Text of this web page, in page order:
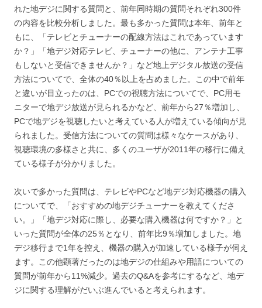
れた地デジに関する質問と、前年同時期の質問それぞれ300件
の内容を比較分析しました。最も多かった質問は本年、前年と
もに、「テレビとチューナーの配線方法はこれであっています
か？」「地デジ対応テレビ、チューナーの他に、アンテナ工事
もしないと受信できませんか？」など地上デジタル放送の受信
方法についてで、全体の40％以上を占めました。この中で前年
と違いが目立ったのは、PCでの視聴方法についてで、PC用モ
ニターで地デジ放送が見られるかなど、前年から27％増加し、
PCで地デジを視聴したいと考えている人が増えている傾向が見
られました。受信方法についての質問は様々なケースがあり、
視聴環境の多様さと共に、多くのユーザが2011年の移行に備え
ている様子が分かりました。
次いで多かった質問は、テレビやPCなど地デジ対応機器の購入
についてで、「おすすめの地デジチューナーを教えてくださ
い。」「地デジ対応に際し、必要な購入機器は何ですか？」と
いった質問が全体の25％となり、前年比9％増加しました。地
デジ移行まで1年を控え、機器の購入が加速している様子が伺え
ます。この他顕著だったのは地デジの仕組みや用語についての
質問が前年から11%減少。過去のQ&Aを参考にするなど、地デ
ジに関する理解がだいぶ進んでいると考えられます。